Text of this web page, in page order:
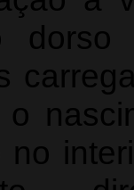
dorso
no